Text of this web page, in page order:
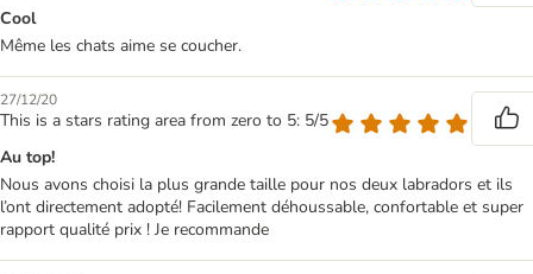
Cool
Même les chats aime se coucher.
27/12/20
This is a stars rating area from zero to 5: 5/5
Au top!
Nous avons choisi la plus grande taille pour nos deux labradors et ils
l’ont directement adopté! Facilement déhoussable, confortable et super
rapport qualité prix ! Je recommande